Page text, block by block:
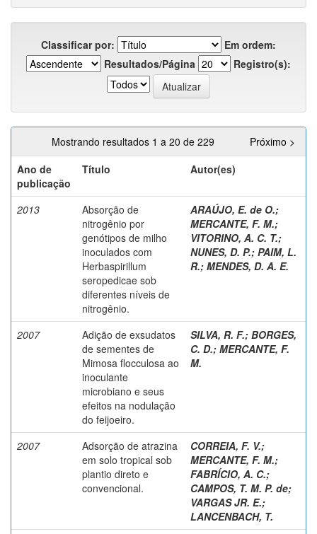
Classificar por:
Em ordem:
Resultados/Página
Registro(s):
Mostrando resultados 1 a 20 de 229
Próximo >
Ano de
publicação
Título Autor(es)
2013
Absorção de
nitrogênio por
genótipos de milho
inoculados com
Herbaspirillum
seropedicae sob
diferentes níveis de
nitrogênio.
ARAÚJO, E. de O.;
MERCANTE, F. M.;
VITORINO, A. C. T.;
NUNES, D. P.; PAIM, L.
R.; MENDES, D. A. E.
2007
Adição de exsudatos
de sementes de
Mimosa flocculosa ao
inoculante
microbiano e seus
efeitos na nodulação
do feijoeiro.
SILVA, R. F.; BORGES,
C. D.; MERCANTE, F.
M.
2007
Adsorção de atrazina
em solo tropical sob
plantio direto e
convencional.
CORREIA, F. V.;
MERCANTE, F. M.;
FABRÍCIO, A. C.;
CAMPOS, T. M. P. de;
VARGAS JR. E.;
LANCENBACH, T.